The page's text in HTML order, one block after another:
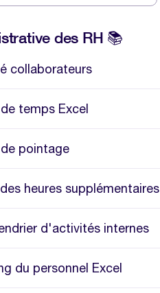
des RH 📚
collaborateurs
temps Excel
pointage
heures supplémentaires
d'activités internes
du personnel Excel